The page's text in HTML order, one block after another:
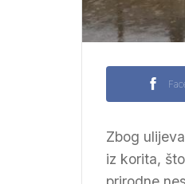
Zbog
iz korita,